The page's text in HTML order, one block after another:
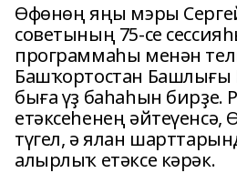
Өфөнөң яңы мэры
советының 75-се
программаһы менән
Башҡортостан Башлығы
быға үҙ баһаһын бирҙе.
етәксеһенең әйтеүенсә,
түгел, ә ялан
алырлыҡ етәксе кәрәк.